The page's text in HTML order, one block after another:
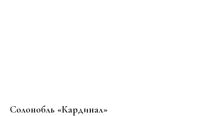
Солонобль «Кардинал»